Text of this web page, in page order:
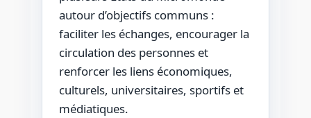
autour d’objectifs communs :
faciliter les échanges, encourager la
circulation des personnes et
renforcer les liens économiques,
culturels, universitaires, sportifs et
médiatiques.